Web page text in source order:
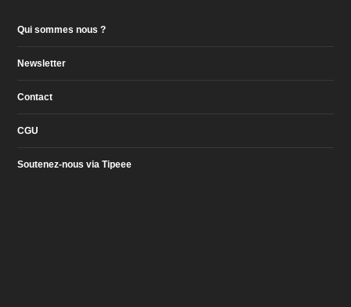
Qui sommes nous ?
Newsletter
Contact
CGU
Soutenez-nous via Tipeee